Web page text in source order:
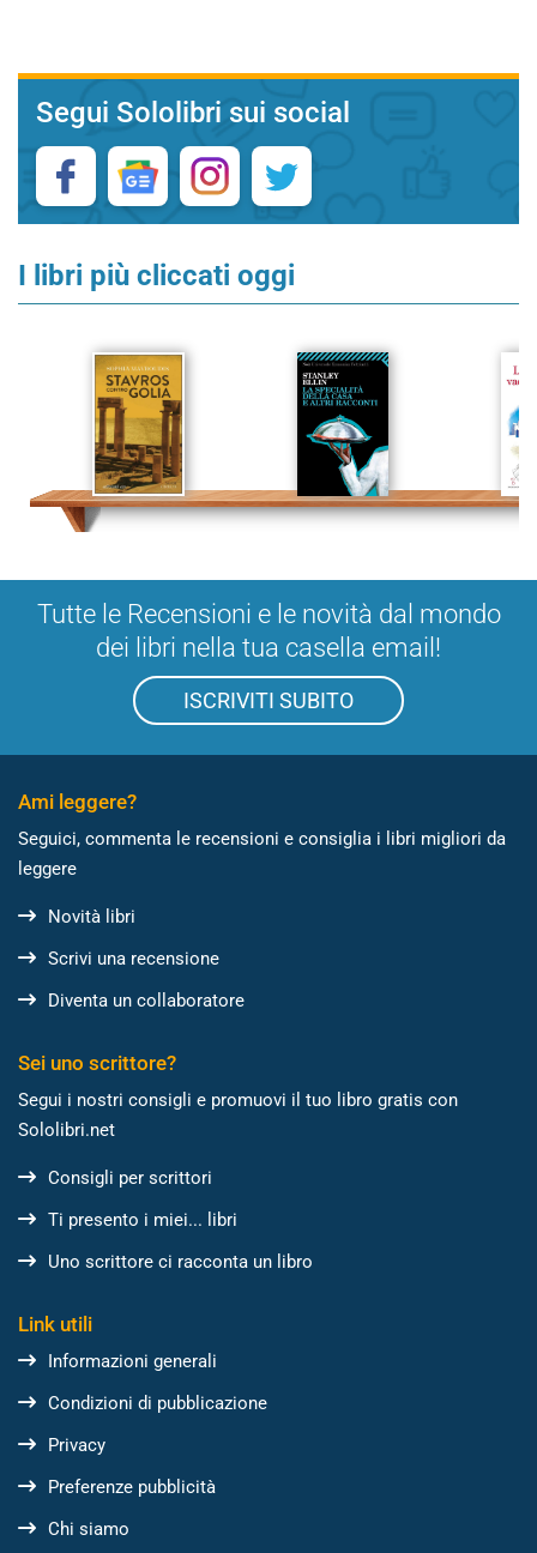
Segui Sololibri sui social
I libri più cliccati oggi
Tutte le Recensioni e le novità dal mondo
dei libri nella tua casella email!
ISCRIVITI SUBITO
Ami leggere?
Seguici, commenta le recensioni e consiglia i libri migliori da
leggere
Novità libri
Scrivi una recensione
Diventa un collaboratore
Sei uno scrittore?
Segui i nostri consigli e promuovi il tuo libro gratis con
Sololibri.net
Consigli per scrittori
Ti presento i miei... libri
Uno scrittore ci racconta un libro
Link utili
Informazioni generali
Condizioni di pubblicazione
Privacy
Preferenze pubblicità
Chi siamo